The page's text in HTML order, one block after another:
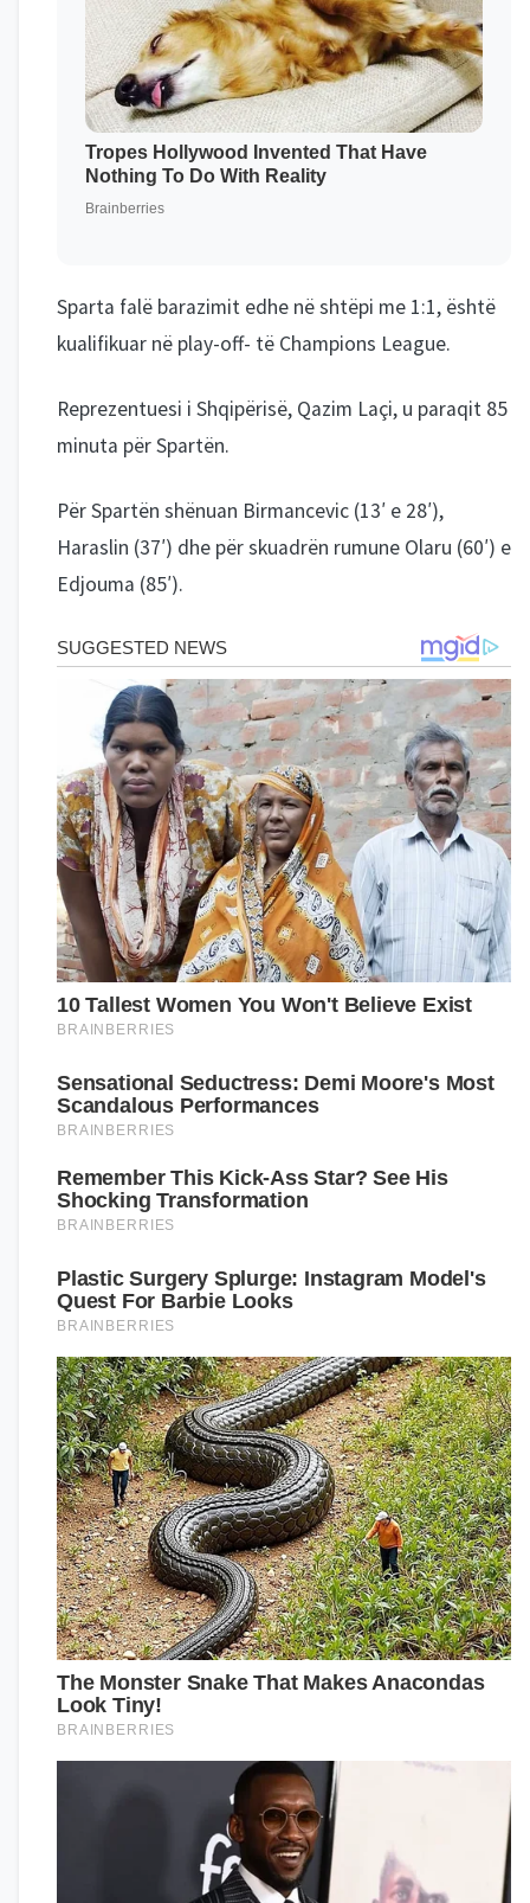
Sparta falë barazimit edhe në shtëpi me 1:1, është
kualifikuar në play-off- të Champions League.
Reprezentuesi i Shqipërisë, Qazim Laçi, u paraqit 85
minuta për Spartën.
Për Spartën shënuan Birmancevic (13′ e 28′),
Haraslin (37′) dhe për skuadrën rumune Olaru (60′) e
Edjouma (85′).